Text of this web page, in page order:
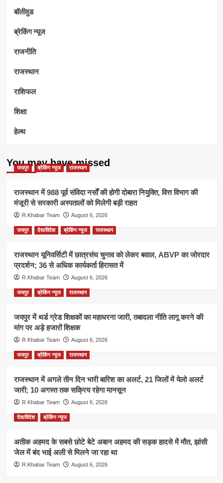
बॉलीवुड
ब्रेकिंग न्यूज
राजनीति
राजस्थान
राशिफल
शिक्षा
हेल्थ
You may have missed
जयपुर ब्रेकिंग न्यूज राजस्थान
राजस्थान में 988 पूर्व संविदा नर्सों की होगी दोबारा नियुक्ति, वित्त विभाग की
मंजूरी से सरकारी अस्पतालों को मिलेगी बड़ी राहत
R.Khabar Team August 6, 2026
जयपुर देश/विदेश ब्रेकिंग न्यूज राजस्थान
राजस्थान यूनिवर्सिटी में छात्रसंघ चुनाव को लेकर बवाल, ABVP का जोरदार
प्रदर्शन; 36 से अधिक कार्यकर्ता हिरासत में
R.Khabar Team August 6, 2026
जयपुर ब्रेकिंग न्यूज राजस्थान
जयपुर में थर्ड ग्रेड शिक्षकों का महाधरना जारी, तबादला नीति लागू करने की
मांग पर अड़े हजारों शिक्षक
R.Khabar Team August 6, 2026
जयपुर ब्रेकिंग न्यूज राजस्थान
राजस्थान में अगले तीन दिन भारी बारिश का अलर्ट, 21 जिलों में येलो अलर्ट
जारी; 10 अगस्त तक सक्रिय रहेगा मानसून
R.Khabar Team August 6, 2026
देश/विदेश ब्रेकिंग न्यूज
अतीक अहमद के सबसे छोटे बेटे अबान अहमद की सड़क हादसे में मौत, झांसी
जेल में बंद भाई अली से मिलने जा रहा था
R.Khabar Team August 6, 2026